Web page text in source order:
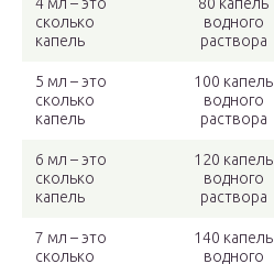
сколько
капель
водного
раствора
5 мл – это
сколько
капель
100 капель
водного
раствора
6 мл – это
сколько
капель
120 капель
водного
раствора
7 мл – это
сколько
140 капель
водного